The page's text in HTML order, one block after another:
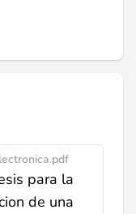
para la
de una